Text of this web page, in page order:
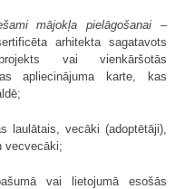
mājokļa pielāgošanai –
arhitekta sagatavots
vai vienkāršotās
apliecinājuma karte, kas
laulātais, vecāki (adoptētāji),
vecvecāki;
vai lietojumā esošās